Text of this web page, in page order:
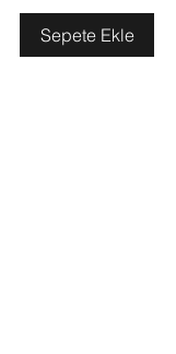
Sepete Ekle